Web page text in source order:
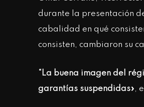
durante la presentación
cabalidad en qué
consisten, cambiaron su
“La buena imagen del
garantías suspendidas»,